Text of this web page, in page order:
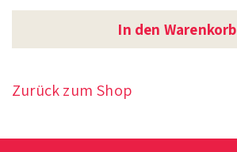
In den Warenkorb
Zurück zum Shop